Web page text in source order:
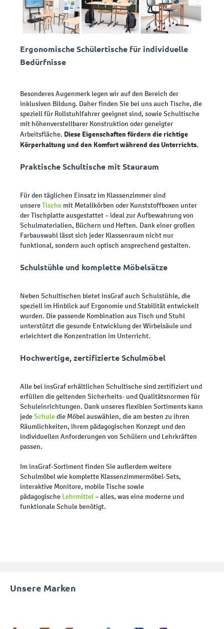
Ergonomische Schülertische für individuelle
Bedürfnisse
Besonderes Augenmerk legen wir auf den Bereich der
inklusiven Bildung. Daher finden Sie bei uns auch Tische, die
speziell für Rollstuhlfahrer geeignet sind, sowie Schultische
mit höhenverstellbarer Konstruktion oder geneigter
Arbeitsfläche. Diese Eigenschaften fördern die richtige
Körperhaltung und den Komfort während des Unterrichts.
Praktische Schultische mit Stauraum
Für den täglichen Einsatz im Klassenzimmer sind
unsereTische mit Metallkörben oder Kunststoffboxen unter
der Tischplatte ausgestattet – ideal zur Aufbewahrung von
Schulmaterialien, Büchern und Heften. Dank einer großen
Farbauswahl lässt sich jeder Klassenraum nicht nur
funktional, sondern auch optisch ansprechend gestalten.
Schulstühle und komplette Möbelsätze
Neben Schultischen bietet insGraf auch Schulstühle, die
speziell im Hinblick auf Ergonomie und Stabilität entwickelt
wurden. Die passende Kombination aus Tisch und Stuhl
unterstützt die gesunde Entwicklung der Wirbelsäule und
erleichtert die Konzentration im Unterricht.
Hochwertige, zertifizierte Schulmöbel
Alle bei insGraf erhältlichen Schultische sind zertifiziert und
erfüllen die geltenden Sicherheits- und Qualitätsnormen für
Schuleinrichtungen. Dank unseres flexiblen Sortiments kann
jedeSchuledie Möbel auswählen, die am besten zu ihren
Räumlichkeiten, ihrem pädagogischen Konzept und den
individuellen Anforderungen von Schülern und Lehrkräften
passen.
Im insGraf-Sortiment finden Sie außerdem weitere
Schulmöbel wie komplette Klassenzimmermöbel-Sets,
interaktive Monitore, mobile Tische sowie
pädagogische Lehrmittel– alles, was eine moderne und
funktionale Schule benötigt.
Unsere Marken